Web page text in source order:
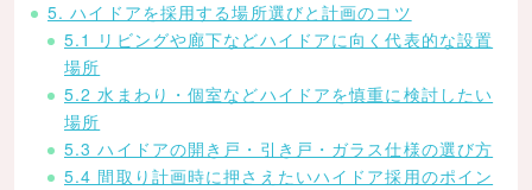
5. ハイドアを採用する場所選びと計画のコツ
5.1 リビングや廊下などハイドアに向く代表的な設置
場所
5.2 水まわり・個室などハイドアを慎重に検討したい
場所
5.3 ハイドアの開き戸・引き戸・ガラス仕様の選び方
5.4 間取り計画時に押さえたいハイドア採用のポイン